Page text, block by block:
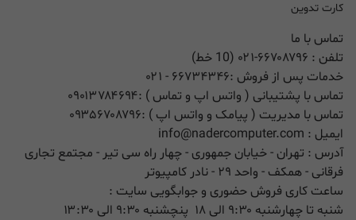
کارت تدوین
تماس با ما
تلفن : ۰۲۱-۶۶۷۰۸۷۹۶ (10 خط)
خدمات پس از فروش :۶۶۷۳۴۳۴۶ - ۰۲۱
تماس با پشتیبانی ( واتس اپ و تماس ) :۰۹۰۱۳۷۸۴۶۹۴
تماس با مدیریت ( پیامک و واتس اپ ) :۰۹۳۵۶۷۰۸۷۹۶
ایمیل : info@nadercomputer.com
آدرس : تهران - خیابان جمهوری - چهار راه سی تیر - مجتمع تجاری
فرقانی - همکف - واحد ۲۹ - نادر کامپیوتر
ساعت کاری فروش حضوری و جوابگویی سایت :
شنبه تا چهارشنبه ۹:۳۰ الی ۱۸ پنچشنبه ۹:۳۰ الی ۱۳:۳۰